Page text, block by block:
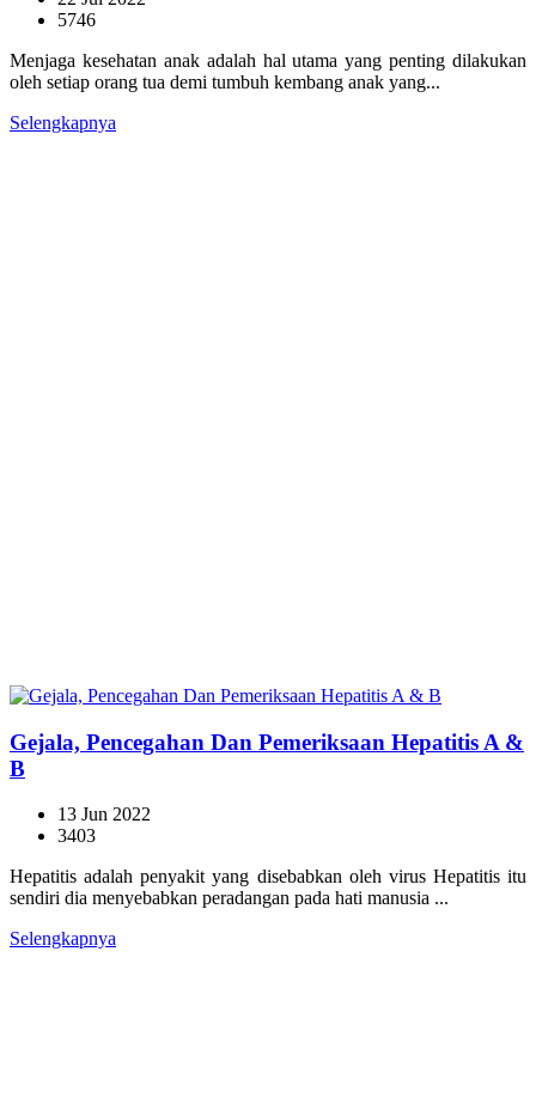
5746
Menjaga kesehatan anak adalah hal utama yang penting dilakukan
oleh setiap orang tua demi tumbuh kembang anak yang...
Selengkapnya
Gejala, Pencegahan Dan Pemeriksaan Hepatitis A &
B
13 Jun 2022
3403
Hepatitis adalah penyakit yang disebabkan oleh virus Hepatitis itu
sendiri dia menyebabkan peradangan pada hati manusia ...
Selengkapnya